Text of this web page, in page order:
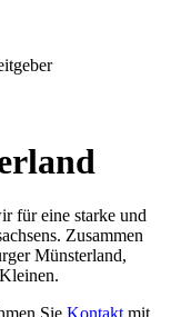
für eine starke und
Zusammen
Münsterland,